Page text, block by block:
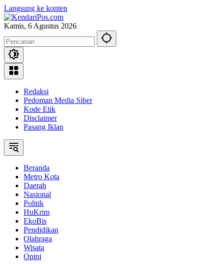
Langsung ke konten
Kamis, 6 Agustus 2026
Redaksi
Pedoman Media Siber
Kode Etik
Disclaimer
Pasang Iklan
Beranda
Metro Kota
Daerah
Nasional
Politik
HuKrim
EkoBis
Pendidikan
Olahraga
Wisata
Opini